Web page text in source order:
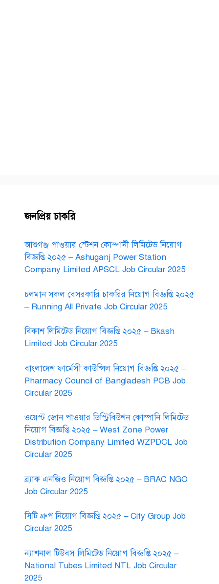
জনপ্রিয় চাকরি
আশুগঞ্জ পাওয়ার স্টেশন কোম্পানী লিমিটেড নিয়োগ
বিজ্ঞপ্তি ২০২৫ – Ashuganj Power Station
Company Limited APSCL Job Circular 2025
চলমান সকল বেসরকারি চাকরির নিয়োগ বিজ্ঞপ্তি ২০২৫
– Running All Private Job Circular 2025
বিকাশ লিমিটেড নিয়োগ বিজ্ঞপ্তি ২০২৫ – Bkash
Limited Job Circular 2025
বাংলাদেশ ফার্মেসী কাউন্সিল নিয়োগ বিজ্ঞপ্তি ২০২৫ –
Pharmacy Council of Bangladesh PCB Job
Circular 2025
ওয়েস্ট জোন পাওয়ার ডিস্ট্রিবিউশন কোম্পানি লিমিটেড
নিয়োগ বিজ্ঞপ্তি ২০২৫ – West Zone Power
Distribution Company Limited WZPDCL Job
Circular 2025
ব্র্যাক এনজিও নিয়োগ বিজ্ঞপ্তি ২০২৫ – BRAC NGO
Job Circular 2025
সিটি গ্রুপ নিয়োগ বিজ্ঞপ্তি ২০২৫ – City Group Job
Circular 2025
ন্যাশনাল টিউবস লিমিটেড নিয়োগ বিজ্ঞপ্তি ২০২৫ –
National Tubes Limited NTL Job Circular
2025